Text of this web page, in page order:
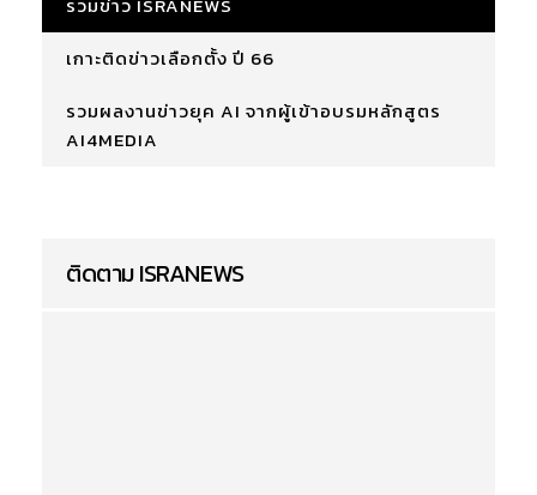
เกาะติดข่าวเลือกตั้ง ปี 66
รวมผลงานข่าวยุค AI จากผู้เข้าอบรมหลักสูตร
AI4MEDIA
ติดตาม ISRANEWS